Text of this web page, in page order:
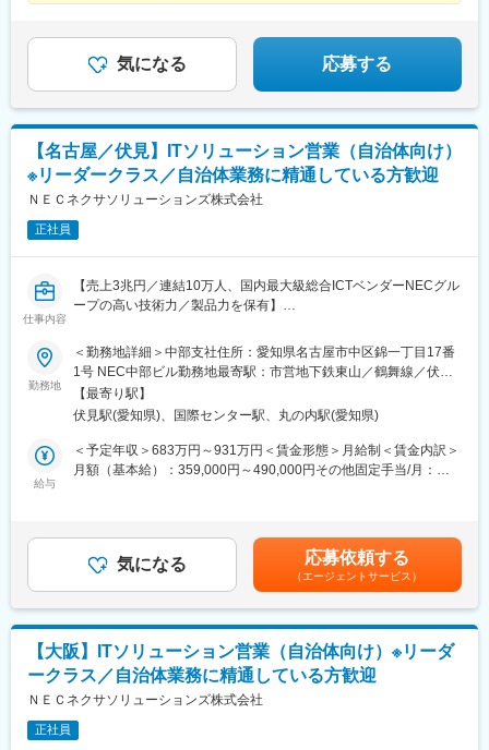
気になる 応募する
【名古屋／伏見】ITソリューション営業（自治体向け）
※リーダークラス／自治体業務に精通している方歓迎
ＮＥＣネクサソリューションズ株式会社
正社員
仕事内容
【売上3兆円／連結10万人、国内最大級総合ICTベンダーNECグル
ープの高い技術力／製品力を保有】
【業務概要】
自治体のお客様向けにITソリューションによる提案営業を担って
いただきます。
【業務内容】
自治体や図書館のお客様に、住民情報サービスや図書検索サービ
スなどのITソリューションによる提案営業を行い、お客様の業務
ます。
・LiCS-Re for SaaS導入事例
【商材】
住民情報システム、文書管理システム、財務会計システム、人事
給与システム、庶務事務システム、図書館システムなど
＜商材例＞
勤務地
＜勤務地詳細＞中部支社住所：愛知県名古屋市中区錦一丁目17番
1号 NEC中部ビル勤務地最寄駅：市営地下鉄東山／鶴舞線／伏見
駅受動喫煙対策：屋内全面禁煙変更の範囲：会社の定める事業所
（リモートワーク含む）
【最寄り駅】
伏見駅(愛知県)、国際センター駅、丸の内駅(愛知県)
給与
＜予定年収＞683万円～931万円＜賃金形態＞月給制＜賃金内訳＞
月額（基本給）：359,000円～490,000円その他固定手当/月：
当：裁量労働手当■モデル年収：マネージャー昇格時は以下のモデ
ル年収となります。マネージャー：935万円～（昇給年1回、賞与
年1回、裁量労働制、裁量労働手当無）賃金はあくまでも目安の金
額であり、選考を通じて上下する可能性があります。月給(月額)は
固定手当を含めた表記です。
気になる 応募依頼する
（エージェントサービス）
【大阪】ITソリューション営業（自治体向け）※リーダ
ークラス／自治体業務に精通している方歓迎
ＮＥＣネクサソリューションズ株式会社
正社員